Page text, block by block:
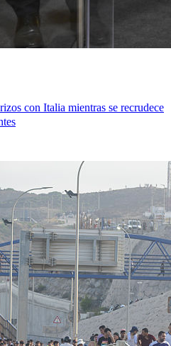
con Italia mientras se recrudece